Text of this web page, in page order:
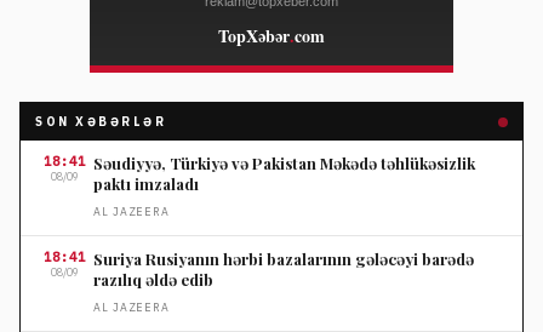
SON XƏBƏRLƏR
18:41
08/09
Səudiyyə, Türkiyə və Pakistan Məkədə təhlükəsizlik
paktı imzaladı
AL JAZEERA
18:41
08/09
Suriya Rusiyanın hərbi bazalarının gələcəyi barədə
razılıq əldə edib
AL JAZEERA